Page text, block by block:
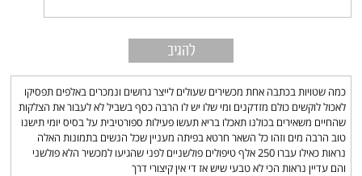
כמה שטויות בכתבה אחת מכשירים שעולים לייצר גרושים ונמכרים באלפים תפסיקו
לאכול לוקשים כולם מזדקנים ומי שלו יש לו הרבה כסף בשביל לא לעבור את הצלקות
שהחיים משאירים בכולנו תאכלו בריא תעשו פעילות ספורטיבית על בסיס יומי תישנו
טוב הרבה מים וזהו כל השאר חרטא בפיתה מעניין שכל הנשים בתמונות האלה
נראות כאילו עברו 250 אלף טיפולים פולשניים לפני שהגיעו למכשיר הלא פולשני
והם עדיין נראות הכי לא טבעי שיש אז די אין קיצורי דרך